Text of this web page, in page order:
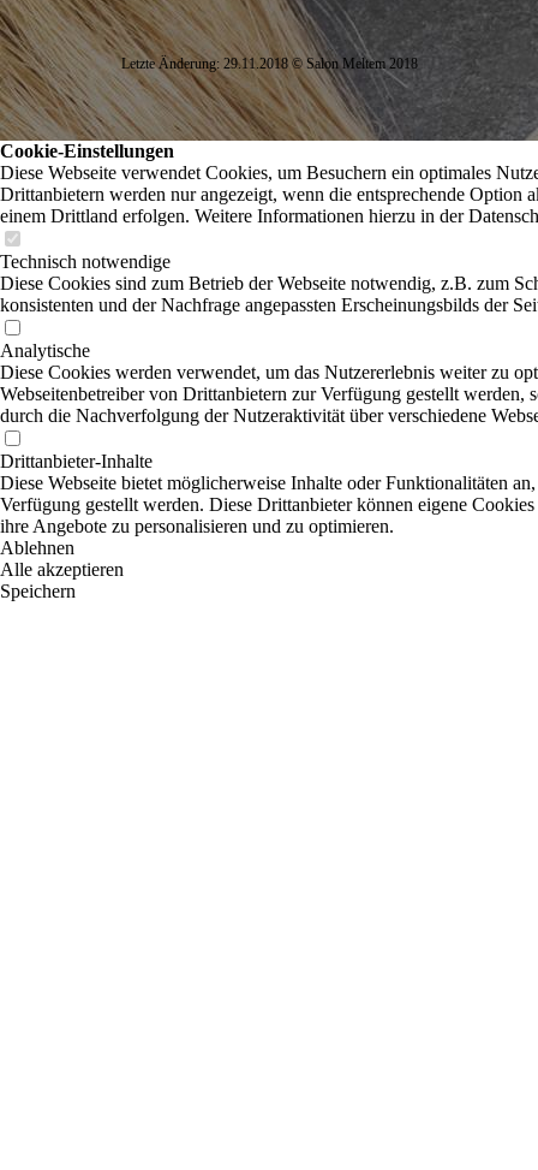
Letzte Änderung: 29.11.2018© Salon Meltem 2018
Cookie-Einstellungen
Diese Webseite verwendet Cookies, um Besuchern ein optimales
Drittanbietern werden nur angezeigt, wenn die entsprechende Option
einem Drittland erfolgen. Weitere Informationen hierzu in der
Technisch notwendige
Diese Cookies sind zum Betrieb der Webseite notwendig, z.B. zum
konsistenten und der Nachfrage angepassten Erscheinungsbilds der
Analytische
Diese Cookies werden verwendet, um das Nutzererlebnis weiter zu
Webseitenbetreiber von Drittanbietern zur Verfügung gestellt werden,
durch die Nachverfolgung der Nutzeraktivität über verschiedene
Drittanbieter-Inhalte
Diese Webseite bietet möglicherweise Inhalte oder Funktionalitäten
Verfügung gestellt werden. Diese Drittanbieter können eigene
ihre Angebote zu personalisieren und zu optimieren.
Ablehnen
Alle akzeptieren
Speichern